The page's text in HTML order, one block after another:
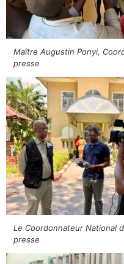
Maître Augustin Ponyi,
presse
Le Coordonnateur National
presse